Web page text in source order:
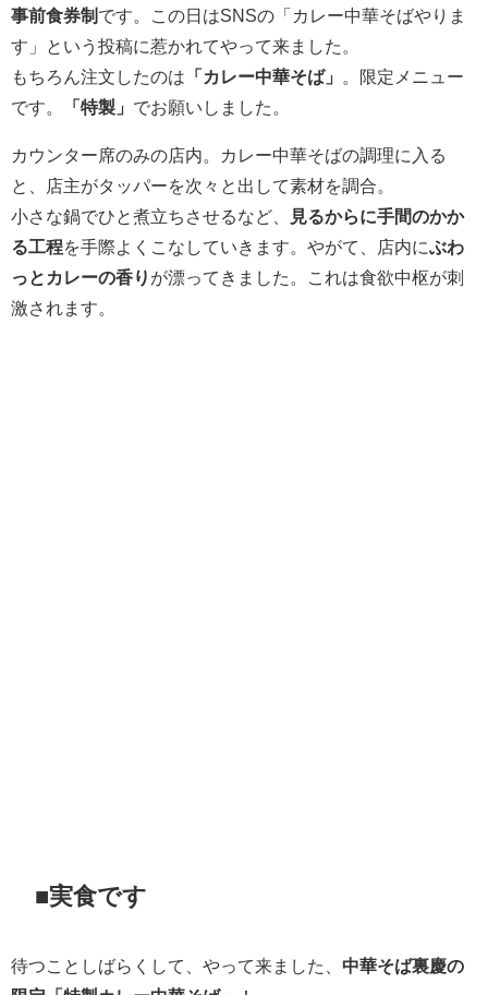
事前食券制 です。この日はSNSの「カレー中華そばやりま
す」という投稿に惹かれてやって来ました。
もちろん注文したのは 「カレー中華そば」
。限定メニュー
です。
「特製」 でお願いしました。
カウンター席のみの店内。カレー中華そばの調理に入る
と、店主がタッパーを次々と出して素材を調合。
小さな鍋でひと煮立ちさせるなど、
見るからに手間のかか
る工程を手際よくこなしていきます。やがて、店内にぶわ
っとカレーの香り が漂ってきました。これは食欲中枢が刺
激されます。
■実食です
待つことしばらくして、やって来ました、 中華そば裏慶の